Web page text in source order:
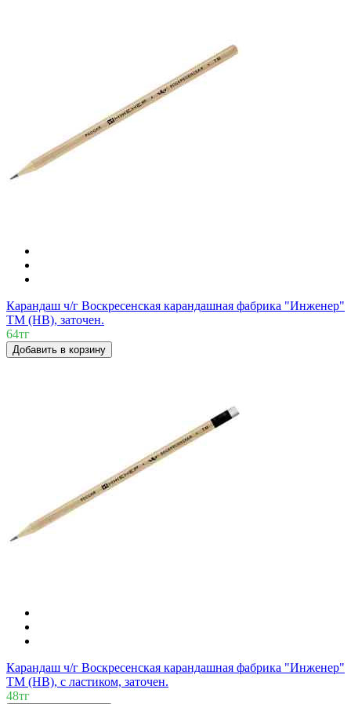
Карандаш ч/г Воскресенская карандашная фабрика "Инженер"
ТМ (HB), заточен.
64тг
Добавить в корзину
Карандаш ч/г Воскресенская карандашная фабрика "Инженер"
ТМ (HB), с ластиком, заточен.
48тг